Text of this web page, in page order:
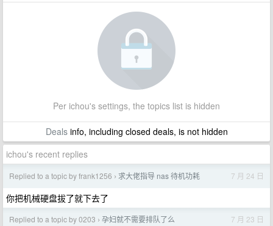
Per ichou's settings, the topics list is hidden
Dealsinfo, including closed deals, is not hidden
ichou's recent replies
Replied to a topic by frank1256 › 求大佬指导 nas 待机功耗 7 月 24 日
你把机械硬盘拔了就下去了
Replied to a topic by 0203 › 孕妇就不需要排队了么 7 月 23 日